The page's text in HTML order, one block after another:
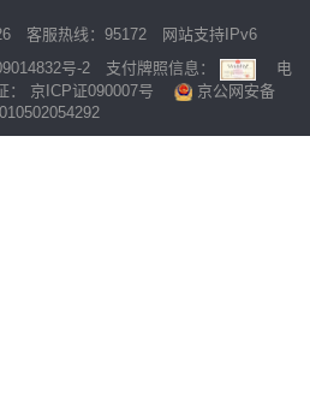
客服热线：95172 网站支持IPv6
号-2支付牌照信息：
电
： 京ICP证090007号
京公网安备